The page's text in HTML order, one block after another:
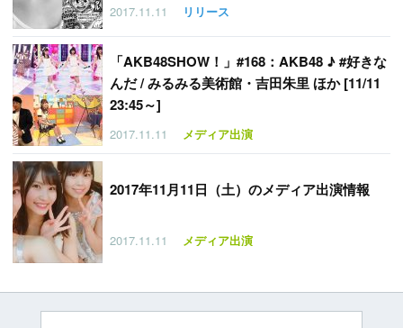
2017.11.11 リリース
「AKB48SHOW！」#168：AKB48 ♪ #好きな
んだ / みるみる美術館・吉田朱里 ほか [11/11
23:45～]
2017.11.11 メディア出演
2017年11月11日（土）のメディア出演情報
2017.11.11 メディア出演